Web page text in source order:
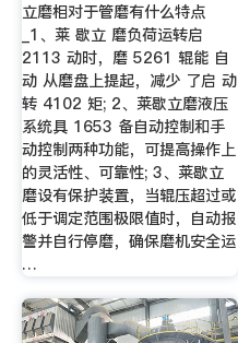
立磨相对于管磨有什么特点
_1、莱 歇立 磨负荷运转启
2113 动时，磨 5261 辊能 自
动 从磨盘上提起，减少 了启 动
转 4102 矩; 2、莱歇立磨液压
系统具 1653 备自动控制和手
动控制两种功能，可提高操作上
的灵活性、可靠性; 3、莱歇立
磨设有保护装置，当辊压超过或
低于调定范围极限值时，自动报
警并自行停磨，确保磨机安全运
…